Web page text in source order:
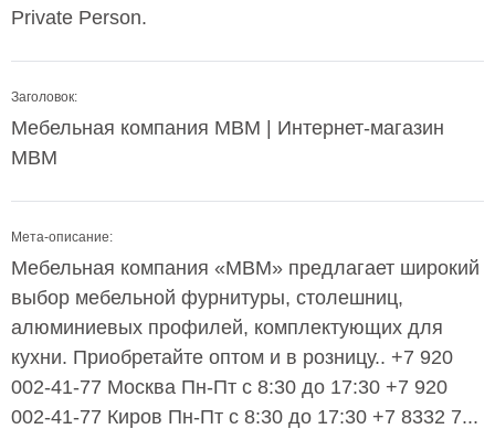
Private Person.
Заголовок:
Мебельная компания МВМ | Интернет-магазин
МВМ
Мета-описание:
Мебельная компания «МВМ» предлагает широкий
выбор мебельной фурнитуры, столешниц,
алюминиевых профилей, комплектующих для
кухни. Приобретайте оптом и в розницу.. +7 920
002-41-77 Москва Пн-Пт с 8:30 до 17:30 +7 920
002-41-77 Киров Пн-Пт с 8:30 до 17:30 +7 8332 7...